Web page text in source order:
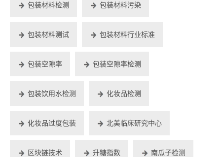
包装材料检测 包装材料污染
包装材料测试 包装材料行业标准
包装空隙率 包装空隙率检测
包装饮用水检测 化妆品检测
化妆品过度包装 北美临床研究中心
区块链技术 升糖指数 南瓜子检测